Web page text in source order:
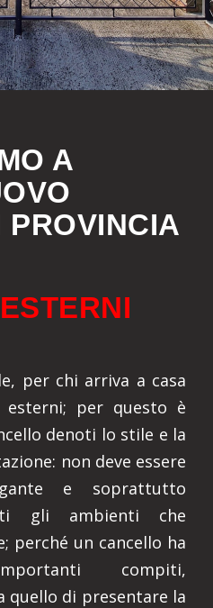
A
per chi arriva a casa
per questo è
denoti lo stile e la
non deve essere
e soprattutto
gli ambienti che
perché un cancello ha
compiti,
quello di presentare la